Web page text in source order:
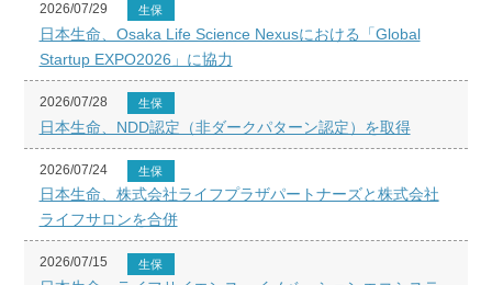
2026/07/29 生保
日本生命、Osaka Life Science Nexusにおける「Global
Startup EXPO2026」に協力
2026/07/28 生保
日本生命、NDD認定（非ダークパターン認定）を取得
2026/07/24 生保
日本生命、株式会社ライフプラザパートナーズと株式会社
ライフサロンを合併
2026/07/15 生保